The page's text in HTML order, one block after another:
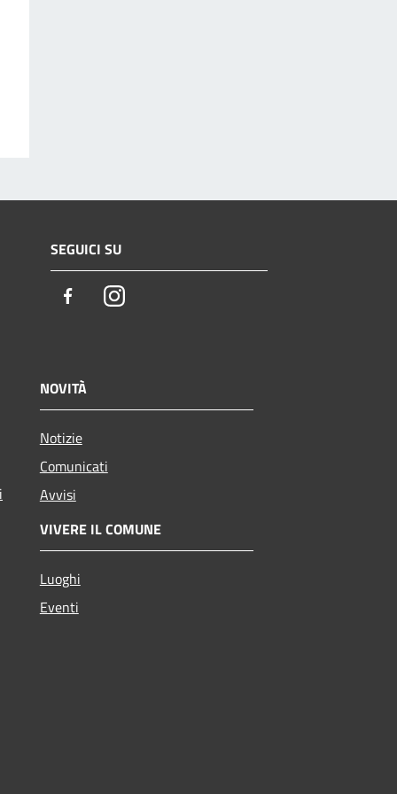
SEGUICI SU
FacebookInstagram
NOVITÀ
Notizie
Comunicati
Avvisi
VIVERE IL COMUNE
Luoghi
Eventi